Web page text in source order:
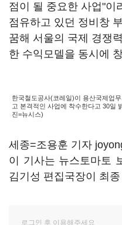
점이 될 중요한 사업"이
점유하고 있던 정비창
꿈해 서울의 국제 경쟁
한 수익모델을 동시에
한국철도공사(코레일)이 용산국제업
고 본격적인 사업에 착수한다고 30일
진=뉴시스)
세종=조용훈 기자
이 기사는 뉴스토마토
김기성 편집국장이 최